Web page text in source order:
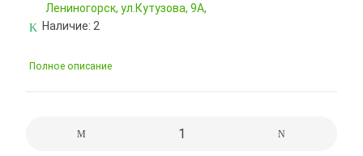
Лениногорск, ул.Кутузова, 9А,
Наличие: 2
Полное описание